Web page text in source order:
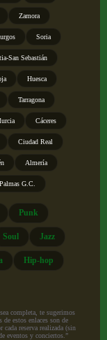
Zamora
Soria
San Sebastián
Huesca
Tarragona
Cáceres
Ciudad Real
Almería
G.C.
Punk
Soul Jazz
Hip-hop
completa, te sugerimos
estos enlaces son de
reserva realizada (sin
eventos y conciertos.”